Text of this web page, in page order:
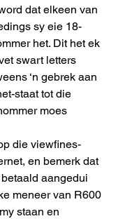
dat elkeen van
sy eie 18-
het. Dit het ek
swart letters
‘n gebrek aan
staat tot die
moes
die viewfines-
en bemerk dat
aangedui
meneer van R600
staan en